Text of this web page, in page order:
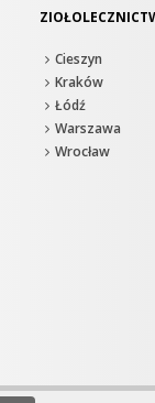
Cieszyn
Kraków
Łódź
Warszawa
Wrocław